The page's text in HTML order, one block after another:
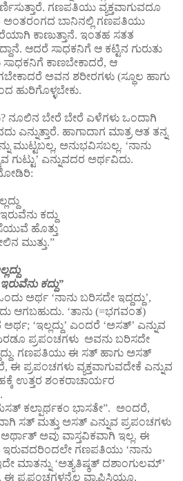
ಗಣಪತಿಯು ವ್ಯಕ್ತವಾಗುವದೂ
ಅಂತರಂಗದ ಬಾನಿನಲ್ಲಿ ಗಣಪತಿಯು
ಕಾಣುತ್ತಾನೆ. ಇಂತಹ ಸತತ
ಆದರೆ ಸಾಧಕನಿಗೆ ಆ ಕಟ್ಟಿನ ಗುರುತು
ಸಾಧಕನಿಗೆ ಕಾಣಬೇಕಾದರೆ, ಆ
ಅವನ ಶರೀರಗಳು (ಸ್ಥೂಲ ಹಾಗು
ಹುರಿಗೊಳ್ಳಬೇಕು.
ನೂಲಿನ ಬೇರೆ ಬೇರೆ ಎಳೆಗಳು ಒಂದಾಗಿ
ಎನ್ನುತ್ತಾರೆ. ಹಾಗಾದಾಗ ಮಾತ್ರ ಆತ ತನ್ನ
ಅನುಭವಿಸಬಲ್ಲ. ‘ನಾನು
ಗುಟ್ಟು’ ಎನ್ನುವದರ ಅರ್ಥವಿದು.
ಕದ್ದು
ಹೊತ್ತು
ಮುತ್ತು.”
ಕದ್ದು”
ಅರ್ಥ ‘ನಾನು ಬರಿಸದೇ ಇದ್ದದ್ದು’,
ಆಗಬಹುದು. ‘ತಾನು (=ಭಗವಂತ)
ಅರ್ಥ; ‘ಇಲ್ಲದ್ದು’ ಎಂದರೆ ‘ಅಸತ್’ ಎನ್ನುವ
ಪ್ರಪಂಚಗಳು ಅವನು ಬರಿಸದೇ
ಗಣಪತಿಯು ಈ ಸತ್ ಹಾಗು ಅಸತ್
ಈ ಪ್ರಪಂಚಗಳು ವ್ಯಕ್ತವಾಗುವದೇಕೆ ಎನ್ನುವ
ಉತ್ತರ ಶಂಕರಾಚಾರ್ಯರ
ಕಲ್ಪಾರ್ಥಕಂ ಭಾಸತೇ”. ಅಂದರೆ,
ಸತ್ ಮತ್ತು ಅಸತ್ ಎನ್ನುವ ಪ್ರಪಂಚಗಳು
ಅವು ವಾಸ್ತವಿಕವಾಗಿ ಇಲ್ಲ. ಈ
ಇರುವದರಿಂದಲೇ ಗಣಪತಿಯು ‘ನಾನು
ಮಾತನ್ನು ‘ಅತ್ಯತಿಷ್ಠತ್ ದಶಾಂಗುಲಮ್’
ಪ್ರಪಂಚಗಳನ್ನೆಲ್ಲ ವ್ಯಾಪಿಸಿಯೂ,